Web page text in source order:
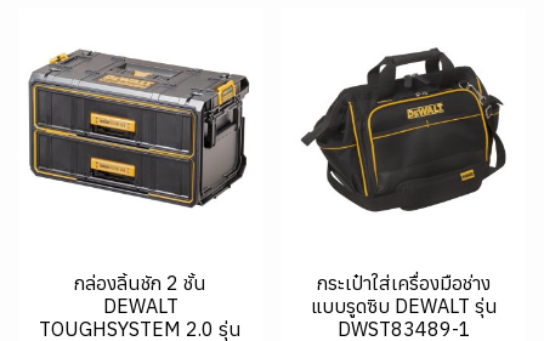
กล่องลิ้นชัก 2 ชั้น
DEWALT
TOUGHSYSTEM 2.0 รุ่น
กระเป๋าใส่เครื่องมือช่าง
แบบรูดซิบ DEWALT รุ่น
DWST83489-1